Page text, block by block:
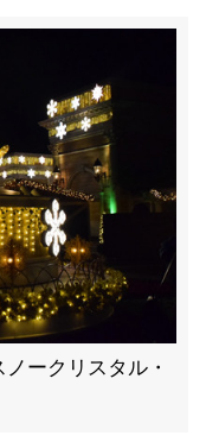
ークリスタル・